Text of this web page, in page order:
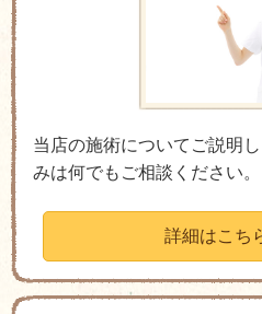
当店の施術についてご説明
みは何でもご相談ください。
詳細はこち